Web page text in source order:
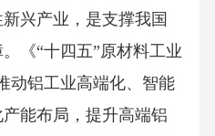
兴产业，是支撑我国
《“十四五”原材料工业
动铝工业高端化、智能
能布局，提升高端铝